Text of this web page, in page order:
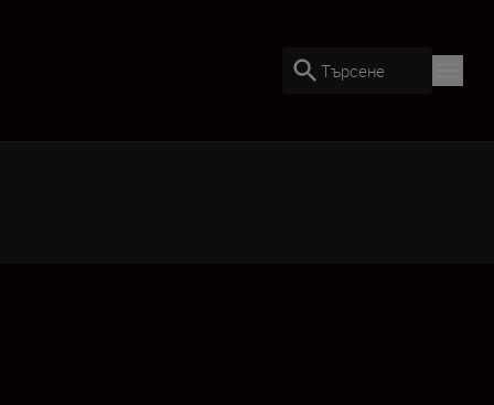
Търсене